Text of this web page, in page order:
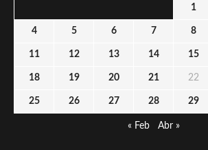
1
4 5 6 7 8
11 12 13 14 15
18 19 20 21 22
25 26 27 28 29
« Feb Abr »